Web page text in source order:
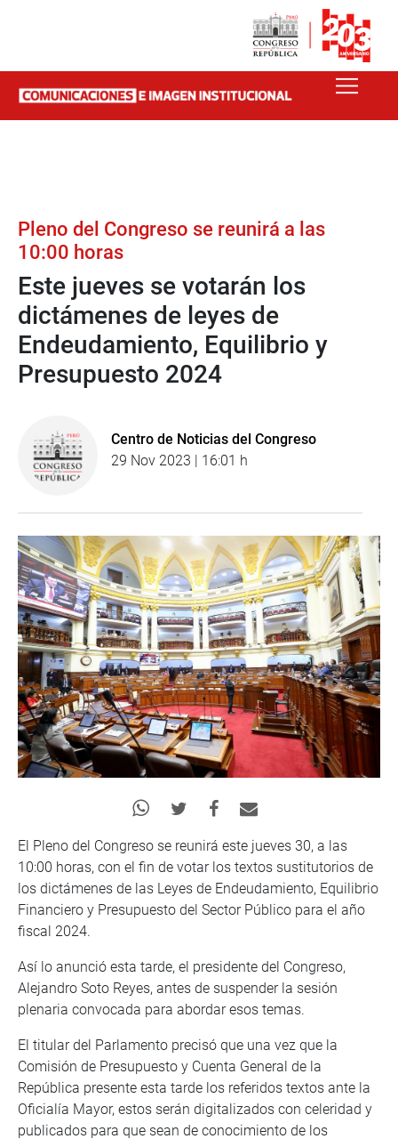
Pleno del Congreso se reunirá a las
10:00 horas
Este jueves se votarán los
dictámenes de leyes de
Endeudamiento, Equilibrio y
Presupuesto 2024
Centro de Noticias del Congreso
29 Nov 2023 | 16:01 h
El Pleno del Congreso se reunirá este jueves 30, a las
10:00 horas, con el fin de votar los textos sustitutorios de
los dictámenes de las Leyes de Endeudamiento, Equilibrio
Financiero y Presupuesto del Sector Público para el año
fiscal 2024.
Así lo anunció esta tarde, el presidente del Congreso,
Alejandro Soto Reyes, antes de suspender la sesión
plenaria convocada para abordar esos temas.
El titular del Parlamento precisó que una vez que la
Comisión de Presupuesto y Cuenta General de la
República presente esta tarde los referidos textos ante la
Oficialía Mayor, estos serán digitalizados con celeridad y
publicados para que sean de conocimiento de los